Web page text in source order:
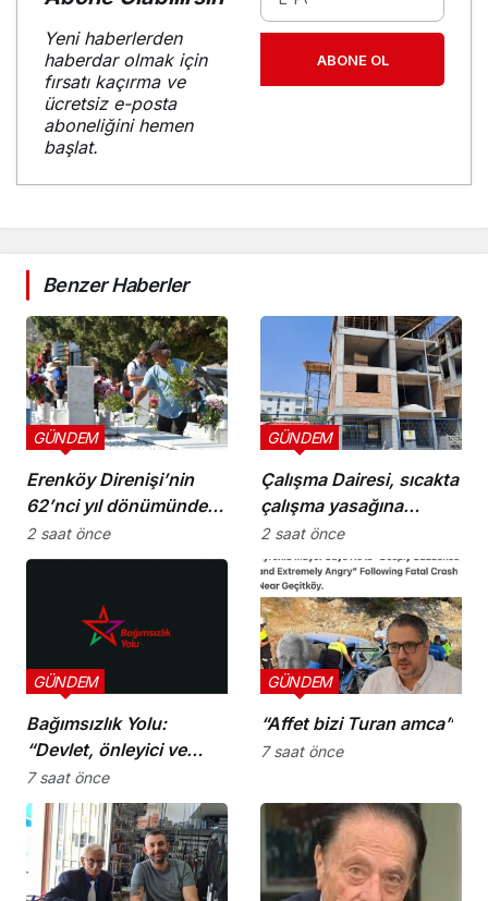
Yeni haberlerden
haberdar olmak için
fırsatı kaçırma ve
ücretsiz e-posta
aboneliğini hemen
başlat.
ABONE OL
Benzer Haberler
Erenköy Direnişi’nin
62’nci yıl dönümünde
şehitler törenle anıldı
GÜNDEM
2 saat önce
Çalışma Dairesi, sıcakta
çalışma yasağına
uymayan 19 iş yerine
uyarı verdi
GÜNDEM
2 saat önce
Bağımsızlık Yolu:
“Devlet, önleyici ve
koruyucu
sorumluluklarını yerine
getirmeli”
GÜNDEM
7 saat önce
“Affet bizi Turan amca”
GÜNDEM
7 saat önce